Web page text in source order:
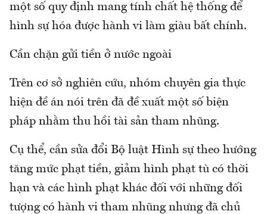
một số quy định mang tính chất hệ thống để
hình sự hóa được hành vi làm giàu bất chính.
Cần chặn gửi tiền ở nước ngoài
Trên cơ sở nghiên cứu, nhóm chuyên gia thực
hiện đề án nói trên đã đề xuất một số biện
pháp nhằm thu hồi tài sản tham nhũng.
Cụ thể, cần sửa đổi Bộ luật Hình sự theo hướng
tăng mức phạt tiền, giảm hình phạt tù có thời
hạn và các hình phạt khác đối với những đối
tượng có hành vi tham nhũng nhưng đã chủ